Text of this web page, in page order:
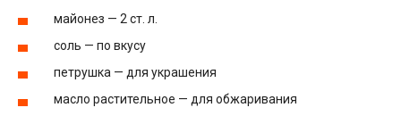
майонез — 2 ст. л.
соль — по вкусу
петрушка — для украшения
масло растительное — для обжаривания